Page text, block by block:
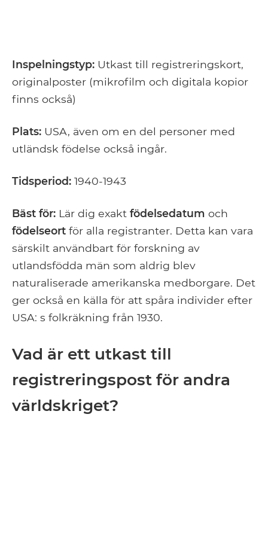
Inspelningstyp: Utkast till registreringskort,
originalposter (mikrofilm och digitala kopior
finns också)
Plats: USA, även om en del personer med
utländsk födelse också ingår.
Tidsperiod: 1940-1943
Bäst för: Lär dig exakt födelsedatum och
födelseort för alla registranter. Detta kan vara
särskilt användbart för forskning av
utlandsfödda män som aldrig blev
naturaliserade amerikanska medborgare. Det
ger också en källa för att spåra individer efter
USA: s folkräkning från 1930.
Vad är ett utkast till
registreringspost för andra
världskriget?